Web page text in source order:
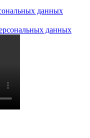
данных
данных